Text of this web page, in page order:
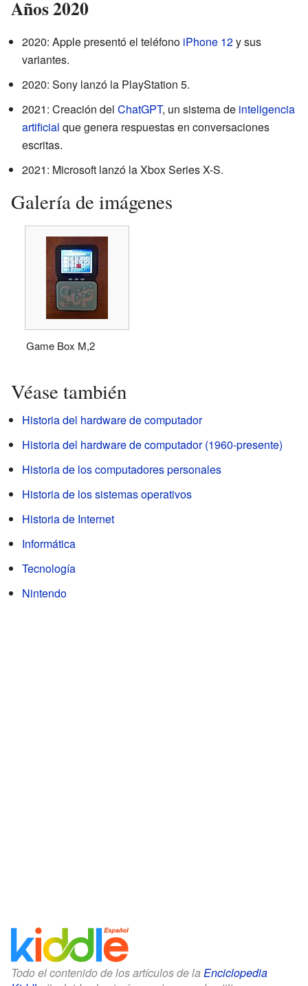
Años 2020
2020: Apple presentó el teléfono iPhone 12y sus
variantes.
2020: Sony lanzó la PlayStation 5.
2021: Creación del ChatGPT, un sistema de inteligencia
artificial que genera respuestas en conversaciones
escritas.
2021: Microsoft lanzó la Xbox Series X-S.
Galería de imágenes
Game Box M,2
Véase también
Historia del hardware de computador
Historia del hardware de computador (1960-presente)
Historia de los computadores personales
Historia de los sistemas operativos
Historia de Internet
Informática
Tecnología
Nintendo
Todo el contenido de los artículos de la Enciclopedia